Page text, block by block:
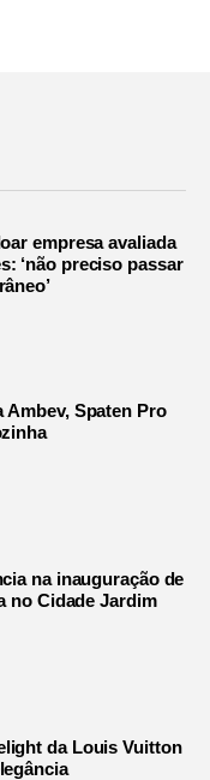
empresa avaliada
‘não preciso passar
Ambev, Spaten Pro
na inauguração de
no Cidade Jardim
da Louis Vuitton